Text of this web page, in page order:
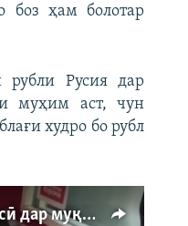
боз ҳам болотар
Русия дар
муҳим аст, чун
худро бо рубл
Таҳкими қурби рубли русӣ дар муқобили доллар